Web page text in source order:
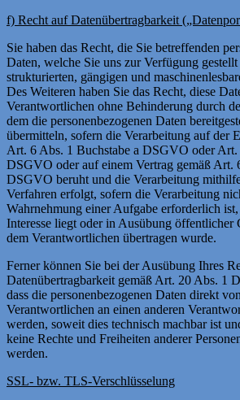
f) Recht auf Datenübertragbarkeit
Sie haben das Recht, die Sie betreffenden
Daten, welche Sie uns zur Verfügung
strukturierten, gängigen und
Des Weiteren haben Sie das Recht, diese
Verantwortlichen ohne Behinderung durch
dem die personenbezogenen Daten
übermitteln, sofern die Verarbeitung auf der
Art. 6 Abs. 1 Buchstabe a DSGVO oder Art.
DSGVO oder auf einem Vertrag gemäß Art.
DSGVO beruht und die Verarbeitung
Verfahren erfolgt, sofern die Verarbeitung
Wahrnehmung einer Aufgabe erforderlich
Interesse liegt oder in Ausübung
dem Verantwortlichen übertragen wurde.
Ferner können Sie bei der Ausübung Ihres
Datenübertragbarkeit gemäß Art. 20 Abs. 1
dass die personenbezogenen Daten direkt
Verantwortlichen an einen anderen
werden, soweit dies technisch machbar ist
keine Rechte und Freiheiten anderer
werden.
SSL- bzw. TLS-Verschlüsselung